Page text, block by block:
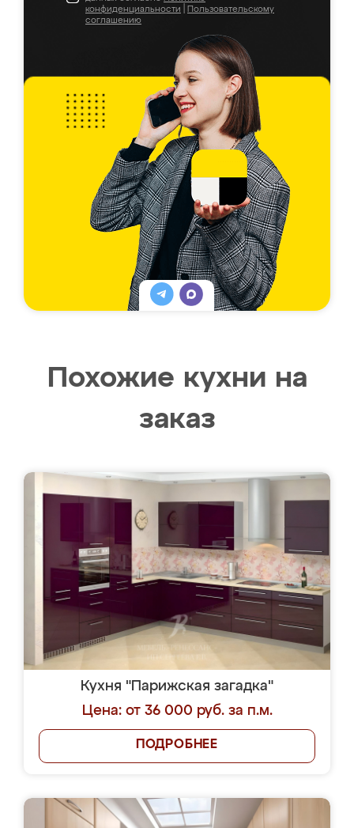
конфиденциальности
Пользовательскому
соглашению
Похожие кухни на
заказ
Кухня "Парижская загадка"
Цена: от 36 000 руб. за п.м.
ПОДРОБНЕЕ